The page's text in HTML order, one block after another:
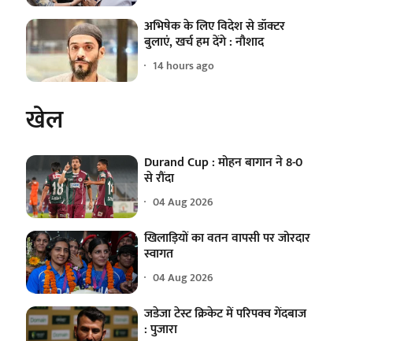
अभिषेक के लिए विदेश से डॉक्टर
बुलाएं, खर्च हम देंगे : नौशाद
14 hours ago
खेल
Durand Cup : मोहन बागान ने 8-0
से रौंदा
04 Aug 2026
खिलाड़ियों का वतन वापसी पर जोरदार
स्वागत
04 Aug 2026
जडेजा टेस्ट क्रिकेट में परिपक्व गेंदबाज
: पुजारा